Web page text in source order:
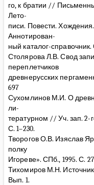
го, к братии //
Лето-
писи. Повести.
Аннотирован-
ный каталог-справочник.
Столярова Л.В. Свод
переплетчиков
древнерусских
697
Сухомлинов М.И. О
ли-
тературном // Уч. зап. 2-
С. 1–230.
Творогов О.В. Изяслав
полку
Игореве». СПб., 1995. С.
Тихомиров М.Н.
Вып. 1.